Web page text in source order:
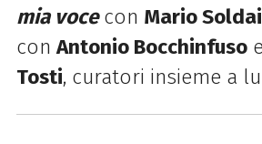
mia vocecon Mario
conAntonio Bocchinfusoe
Tosti, curatori insieme a